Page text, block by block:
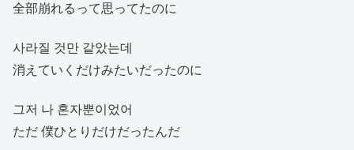
全部崩れるって思ってたのに
사라질 것만 같았는데
消えていくだけみたいだったのに
그저 나 혼자뿐이었어
ただ 僕ひとりだけだったんだ